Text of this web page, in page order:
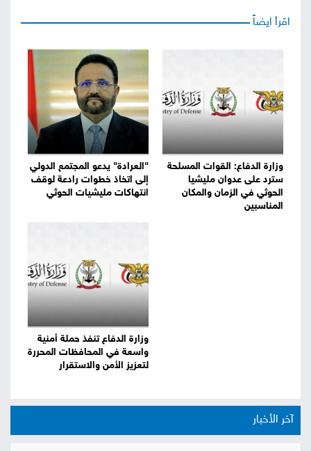
اقرأ ايضاً
وزارة الدفاع: القوات المسلحة
سترد على عدوان مليشيا
الحوثي في الزمان والمكان
المناسبين
"العرادة" يدعو المجتمع الدولي
إلى اتخاذ خطوات رادعة لوقف
انتهاكات مليشيات الحوثي
وزارة الدفاع تنفذ حملة أمنية
واسعة في المحافظات المحررة
لتعزيز الأمن والاستقرار
آخر الأخبار